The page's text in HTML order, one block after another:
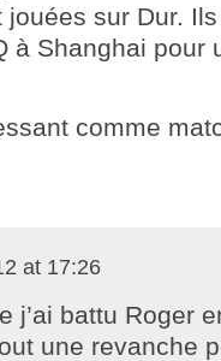
jouées sur Dur.
à Shanghai pour
comme
at 17:26
j’ai battu Roger
une revanche